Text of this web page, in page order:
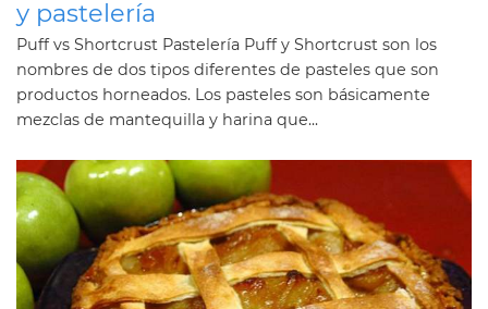
y pastelería
Puff vs Shortcrust Pastelería Puff y Shortcrust son los
nombres de dos tipos diferentes de pasteles que son
productos horneados. Los pasteles son básicamente
mezclas de mantequilla y harina que...